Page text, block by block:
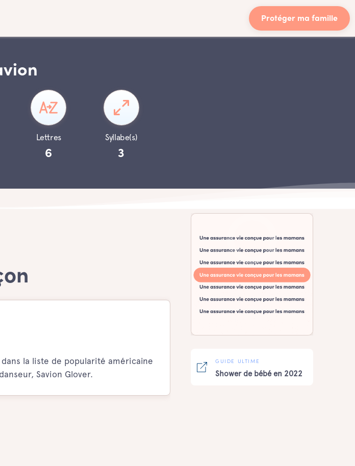
Protéger ma famille
Lettres
6
Syllabe(s)
3
la liste de popularité américaine
Savion Glover.
GUIDE ULTIME
Shower de bébé en 2022